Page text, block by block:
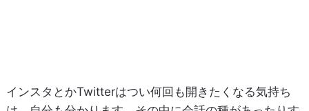
インスタとかTwitterはつい何回も開きたくなる気持ち